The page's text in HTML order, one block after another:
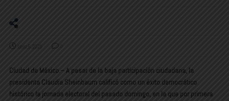
junio 6, 2025 0
Ciudad de México.– A pesar de la baja participación ciudadana, la
presidenta Claudia Sheinbaum calificó como un éxito democrático
histórico la jornada electoral del pasado domingo, en la que por primera